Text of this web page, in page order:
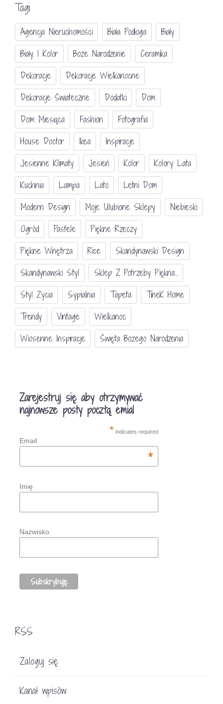
Tagi
Agencja Nieruchomości Biała Podłoga
Biały
Biały I Kolor
Boże Narodzenie
Ceramika
Dekoracje
Dekoracje Wielkanocne
Dekoracje Świateczne
Dodatki
Dom
Dom Miesiąca
Fashion
Fotografia
House Doctor
Ikea
Inspiracje
Jesienne Klimaty
Jesień Kolor
Kolory Lata
Kuchnia
Lampa Lato
Letni Dom
Modern Design
Moje Ulubione Sklepy
Niebieski
Ogród
Pastele
Piękne Rzeczy
Piękne Wnętrza
Rice
Skandynawski Design
Skandynawski Styl
Sklep Z Potrzeby Piękna...
Styl Życia
Sypialnia Tapeta
TineK Home
Trendy
Vintage
Wielkanoc
Wiosenne Inspiracje
Święta Bożego Narodzenia
Zarejestruj się aby otrzymywać
najnowsze posty pocztą emial
* indicates required
Email
*
Imię
Nazwisko
RSS
Zaloguj się
Kanał wpisów